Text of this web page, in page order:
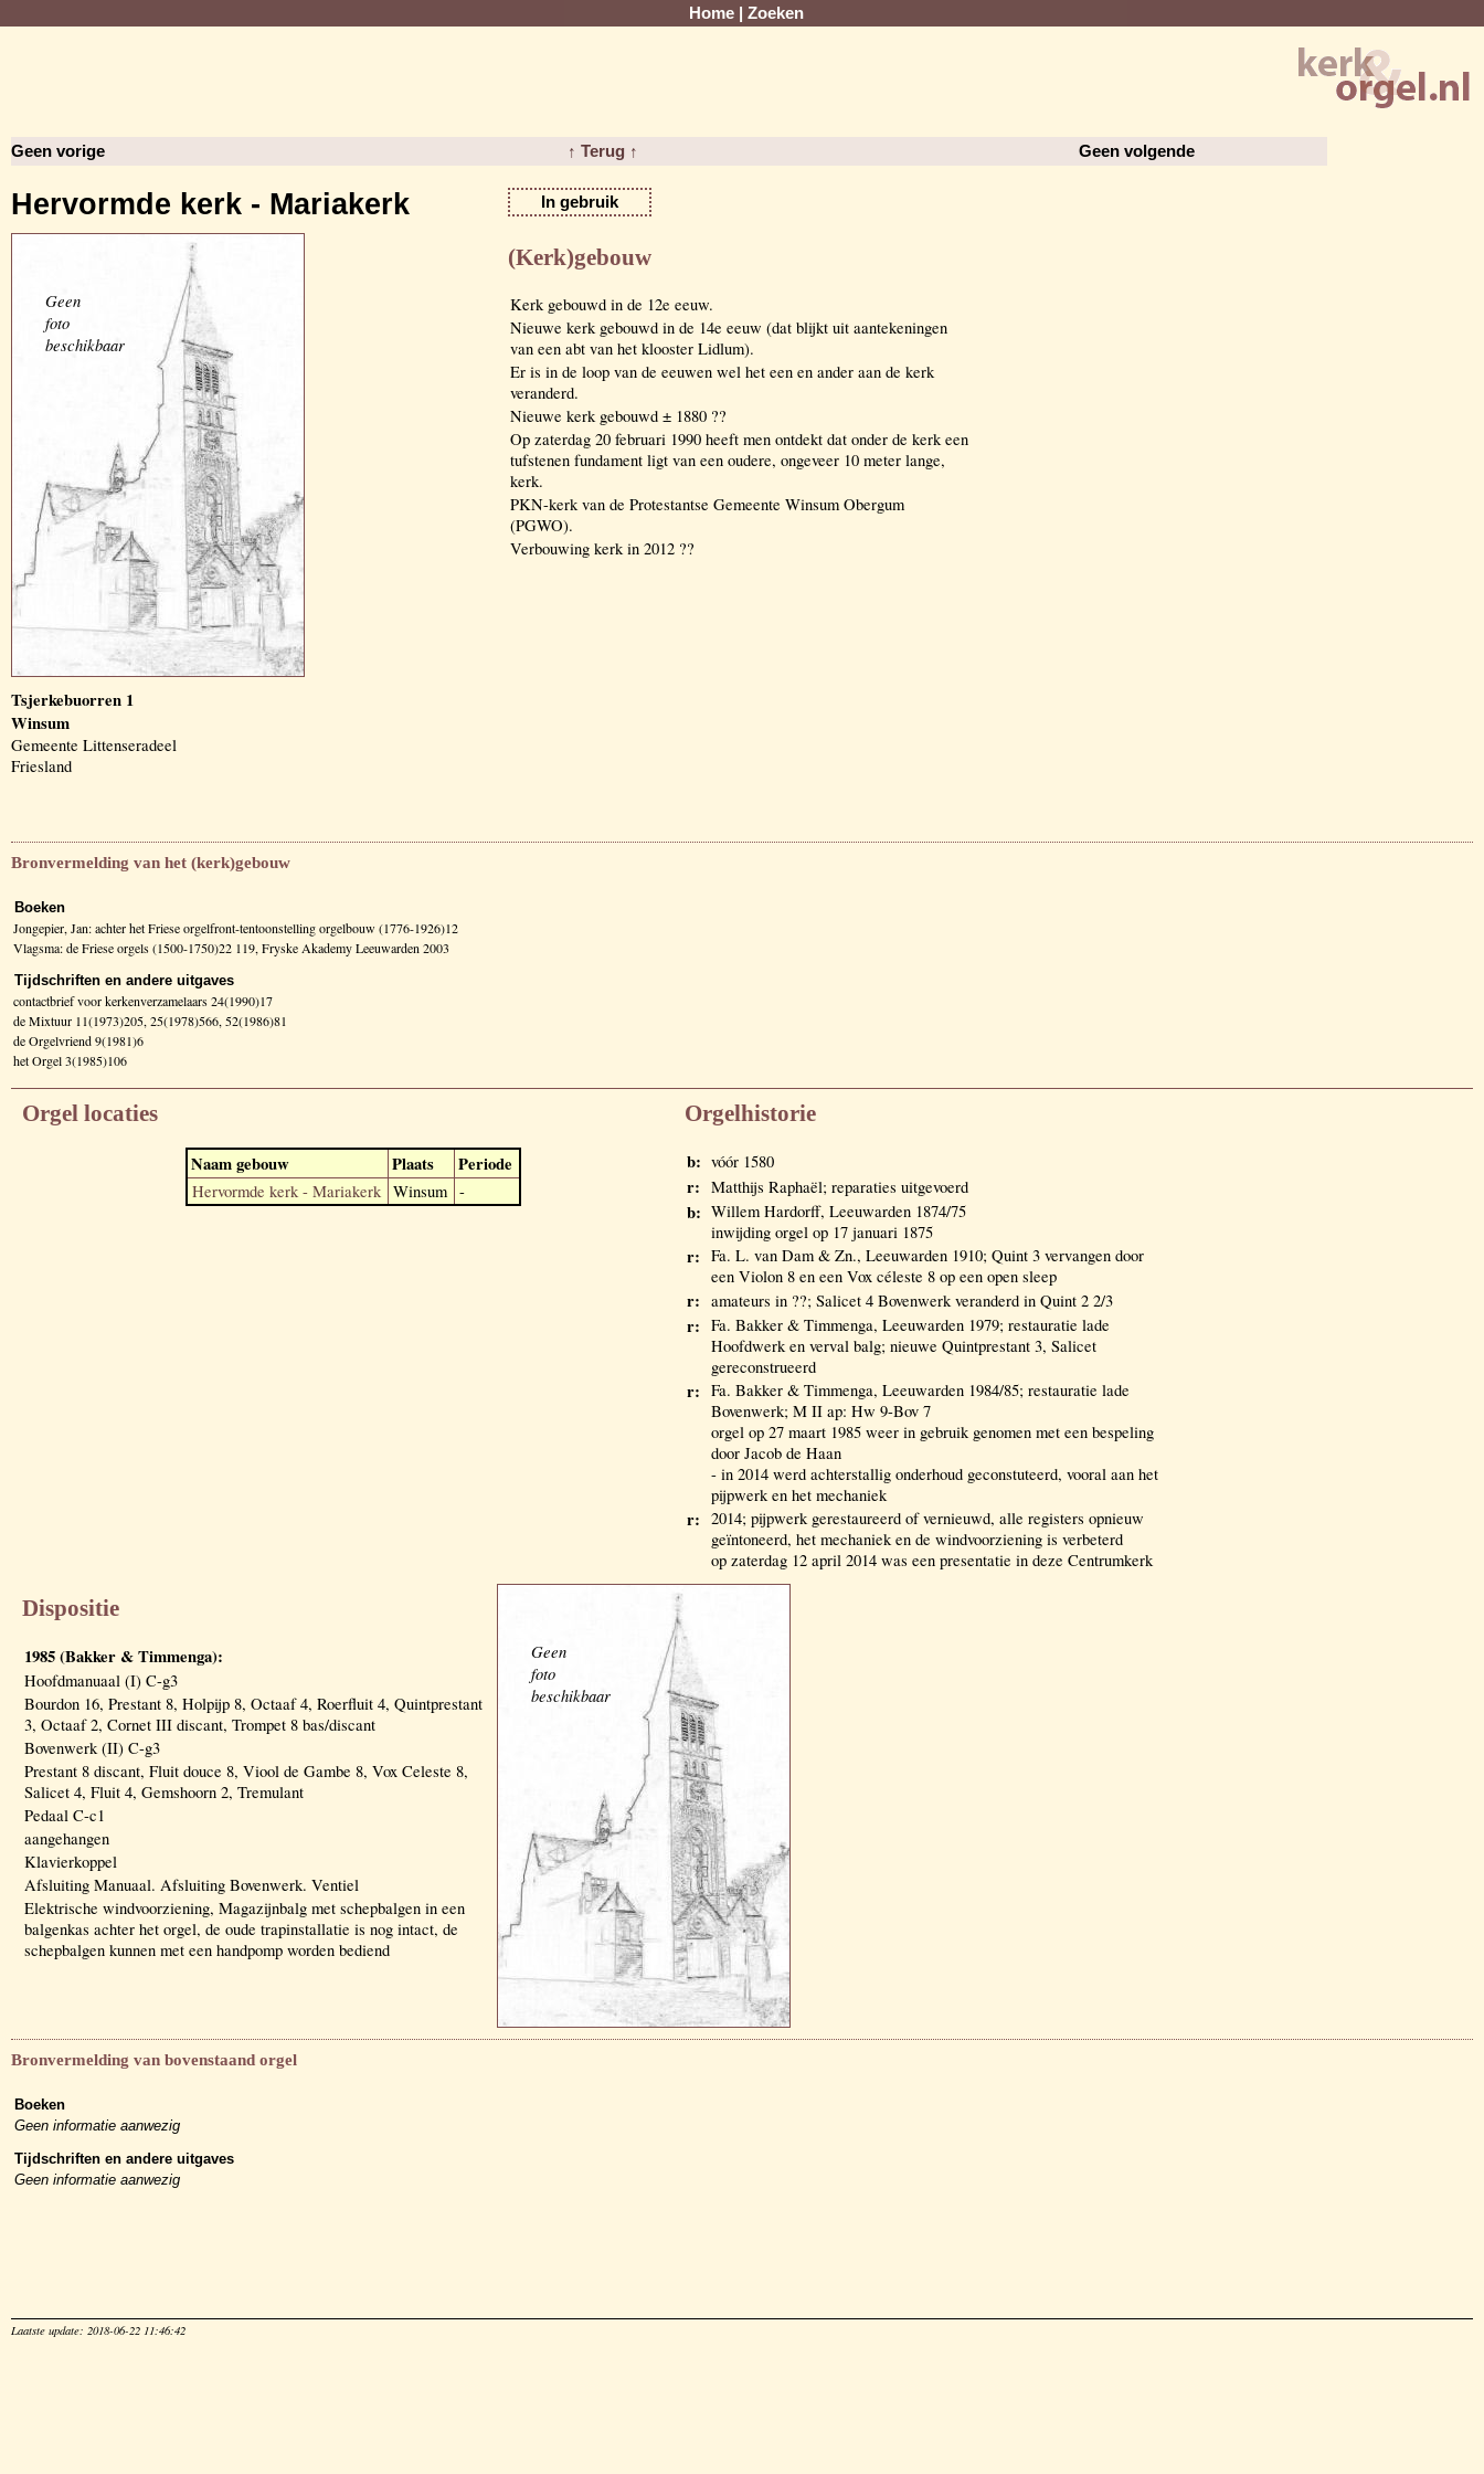
Home Zoeken
Geen vorige ↑ Terug ↑ Geen volgende
Hervormde kerk - Mariakerk In gebruik
Geen
foto
beschikbaar
Tsjerkebuorren 1
Winsum
Gemeente Littenseradeel
Friesland
(Kerk)gebouw
Kerk gebouwd in de 12e eeuw.
Nieuwe kerk gebouwd in de 14e eeuw (dat blijkt uit aantekeningen
van een abt van het klooster Lidlum).
Er is in de loop van de eeuwen wel het een en ander aan de kerk
veranderd.
Nieuwe kerk gebouwd ± 1880 ??
Op zaterdag 20 februari 1990 heeft men ontdekt dat onder de kerk een
tufstenen fundament ligt van een oudere, ongeveer 10 meter lange,
kerk.
PKN-kerk van de Protestantse Gemeente Winsum Obergum
(PGWO).
Verbouwing kerk in 2012 ??
Bronvermelding van het (kerk)gebouw
Boeken
Jongepier, Jan: achter het Friese orgelfront-tentoonstelling orgelbouw (1776-1926)12
Vlagsma: de Friese orgels (1500-1750)22 119, Fryske Akademy Leeuwarden 2003
Tijdschriften en andere uitgaves
contactbrief voor kerkenverzamelaars 24(1990)17
de Mixtuur 11(1973)205, 25(1978)566, 52(1986)81
de Orgelvriend 9(1981)6
het Orgel 3(1985)106
Orgel locaties
Naam gebouw Plaats Periode
Hervormde kerk - Mariakerk Winsum -
Orgelhistorie
b: vóór 1580
r: Matthijs Raphaël; reparaties uitgevoerd
b: Willem Hardorff, Leeuwarden 1874/75
inwijding orgel op 17 januari 1875
r: Fa. L. van Dam & Zn., Leeuwarden 1910; Quint 3 vervangen door
een Violon 8 en een Vox céleste 8 op een open sleep
r: amateurs in ??; Salicet 4 Bovenwerk veranderd in Quint 2 2/3
r: Fa. Bakker & Timmenga, Leeuwarden 1979; restauratie lade
Hoofdwerk en verval balg; nieuwe Quintprestant 3, Salicet
gereconstrueerd
r: Fa. Bakker & Timmenga, Leeuwarden 1984/85; restauratie lade
Bovenwerk; M II ap: Hw 9-Bov 7
orgel op 27 maart 1985 weer in gebruik genomen met een bespeling
door Jacob de Haan
- in 2014 werd achterstallig onderhoud geconstuteerd, vooral aan het
pijpwerk en het mechaniek
r: 2014; pijpwerk gerestaureerd of vernieuwd, alle registers opnieuw
geïntoneerd, het mechaniek en de windvoorziening is verbeterd
op zaterdag 12 april 2014 was een presentatie in deze Centrumkerk
Dispositie
1985 (Bakker & Timmenga):
Hoofdmanuaal (I) C-g3
Bourdon 16, Prestant 8, Holpijp 8, Octaaf 4, Roerfluit 4, Quintprestant
3, Octaaf 2, Cornet III discant, Trompet 8 bas/discant
Bovenwerk (II) C-g3
Prestant 8 discant, Fluit douce 8, Viool de Gambe 8, Vox Celeste 8,
Salicet 4, Fluit 4, Gemshoorn 2, Tremulant
Pedaal C-c1
aangehangen
Klavierkoppel
Afsluiting Manuaal. Afsluiting Bovenwerk. Ventiel
Elektrische windvoorziening, Magazijnbalg met schepbalgen in een
balgenkas achter het orgel, de oude trapinstallatie is nog intact, de
schepbalgen kunnen met een handpomp worden bediend
Geen
foto
beschikbaar
Bronvermelding van bovenstaand orgel
Boeken
Geen informatie aanwezig
Tijdschriften en andere uitgaves
Geen informatie aanwezig
Laatste update: 2018-06-22 11:46:42